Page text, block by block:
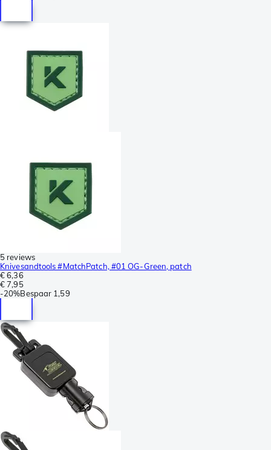
5 reviews
Knivesandtools #MatchPatch, #01 OG-Green, patch
€ 6,36
€ 7,95
-20%Bespaar 1,59